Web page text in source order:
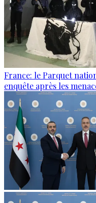
France: le Parquet
enquête après les